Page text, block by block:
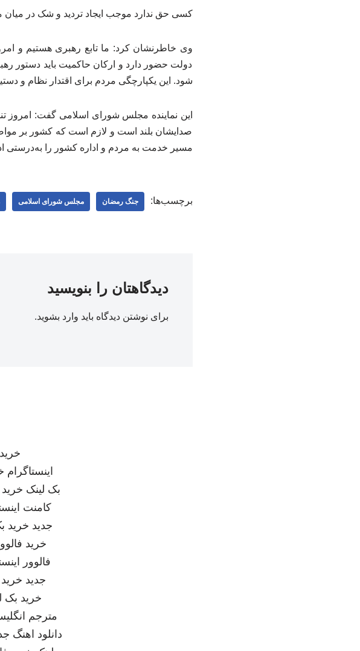
کسی حق ندارد موجب ایجاد تردید و شک در میان
وی خاطرنشان کرد: ما تابع رهبری هستیم و
دولت حضور دارد و ارکان حاکمیت باید دستور
شود. این یکپارچگی مردم برای اقتدار نظام و
این نماینده مجلس شورای اسلامی گفت: امروز
صدایشان بلند است و لازم است که کشور بر
مسیر خدمت به مردم و اداره کشور را به‌درستی
برچسب‌ها: جنگ رمضان مجلس شورای اسلامی
دیدگاهتان را بنویسید
برای نوشتن دیدگاه باید وارد بشوید.
اینستاگرام
بک لینک خرید
کامنت
جدید خرید
خرید
فالوور
جدید خرید
خرید بک
مترجم
دانلود اهنگ